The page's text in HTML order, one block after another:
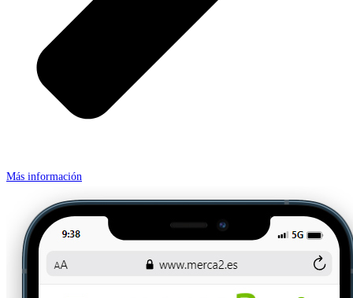
Más información